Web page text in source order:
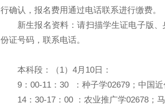
行确认，报名费用通过电话联系进行缴费。
新生报名资料：请扫描学生证电子版
份证号码，联系电话。
本科段：（1）4月10日：
9：00-11：30 ：种子学02679；中国近
14：30-17：00 ：农业推广学02678；